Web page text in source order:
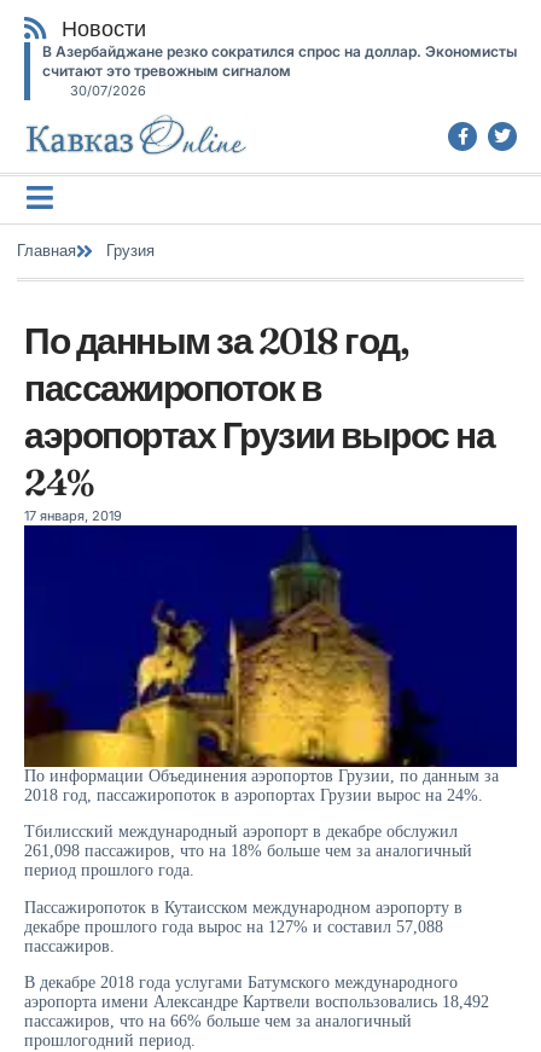
Новости
В Азербайджане резко сократился спрос на доллар. Экономисты
считают это тревожным сигналом
30/07/2026
Главная Грузия
По данным за 2018 год,
пассажиропоток в
аэропортах Грузии вырос на
24%
17 января, 2019
По информации Объединения аэропортов Грузии, по данным за
2018 год, пассажиропоток в аэропортах Грузии вырос на 24%.
Тбилисский международный аэропорт в декабре обслужил
261,098 пассажиров, что на 18% больше чем за аналогичный
период прошлого года.
Пассажиропоток в Кутаисском международном аэропорту в
декабре прошлого года вырос на 127% и составил 57,088
пассажиров.
В декабре 2018 года услугами Батумского международного
аэропорта имени Александре Картвели воспользовались 18,492
пассажиров, что на 66% больше чем за аналогичный
прошлогодний период.